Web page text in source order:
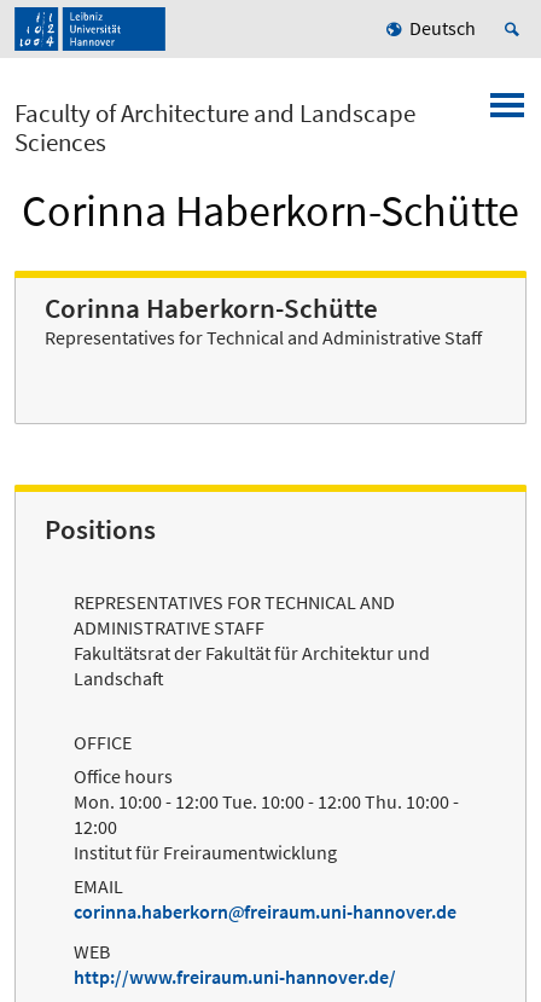
Deutsch
Faculty of Architecture and Landscape
Sciences
Corinna Haberkorn-Schütte
Corinna Haberkorn-Schütte
Representatives for Technical and Administrative Staff
Positions
REPRESENTATIVES FOR TECHNICAL AND
ADMINISTRATIVE STAFF
Fakultätsrat der Fakultät für Architektur und
Landschaft
OFFICE
Office hours
Mon. 10:00 - 12:00 Tue. 10:00 - 12:00 Thu. 10:00 -
12:00
Institut für Freiraumentwicklung
EMAIL
corinna.haberkorn
freiraum.uni-hannover.de
WEB
http://www.freiraum.uni-hannover.de/